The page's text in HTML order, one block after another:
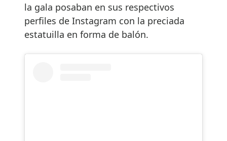
la gala posaban en sus respectivos
perfiles de Instagram con la preciada
estatuilla en forma de balón.